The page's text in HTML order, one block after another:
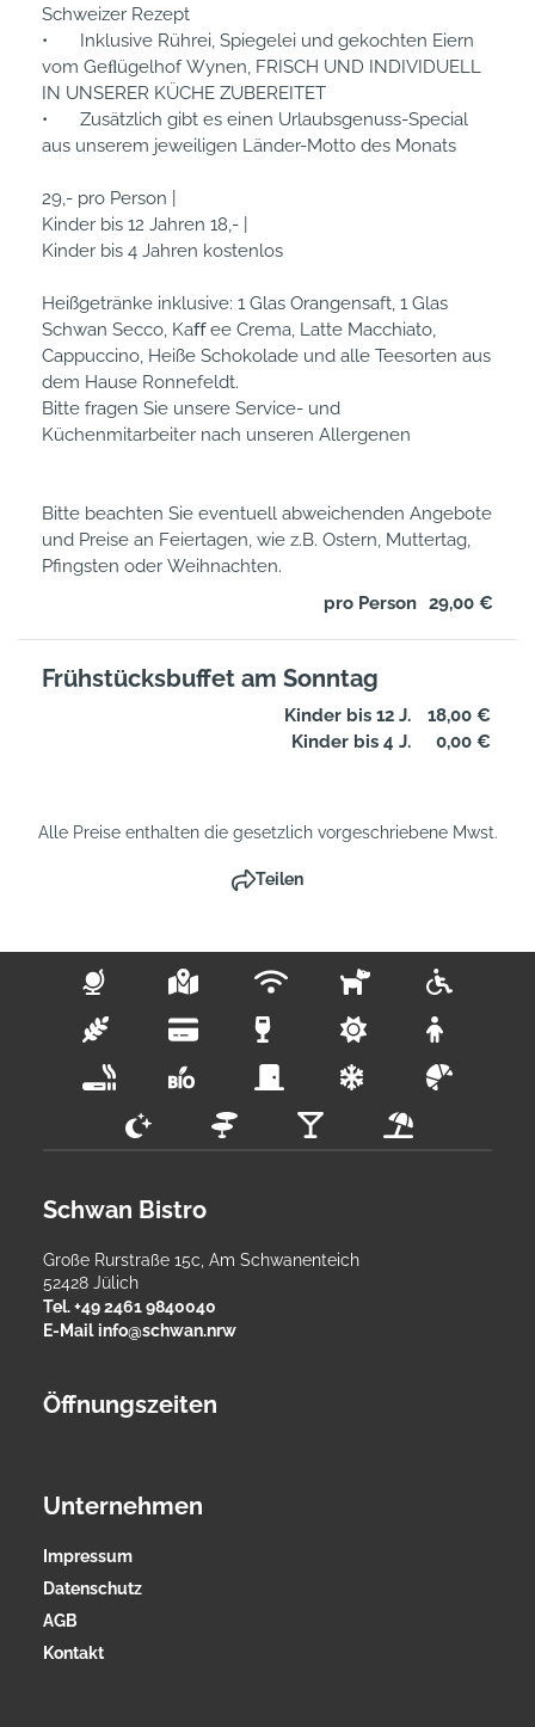
Schweizer Rezept
•	Inklusive Rührei, Spiegelei und gekochten Eiern
vom Geﬂügelhof Wynen, FRISCH UND INDIVIDUELL
IN UNSERER KÜCHE ZUBEREITET
•	Zusätzlich gibt es einen Urlaubsgenuss-Special
aus unserem jeweiligen Länder-Motto des Monats
29,- pro Person |
Kinder bis 12 Jahren 18,- |
Kinder bis 4 Jahren kostenlos
Heißgetränke inklusive: 1 Glas Orangensaft, 1 Glas
Schwan Secco, Kaﬀ ee Crema, Latte Macchiato,
Cappuccino, Heiße Schokolade und alle Teesorten aus
dem Hause Ronnefeldt.
Bitte fragen Sie unsere Service- und
Küchenmitarbeiter nach unseren Allergenen
Bitte beachten Sie eventuell abweichenden Angebote
und Preise an Feiertagen, wie z.B. Ostern, Muttertag,
Pfingsten oder Weihnachten.
pro Person 29,00 €
Frühstücksbuffet am Sonntag
Kinder bis 12 J.
18,00 €
Kinder bis 4 J.
0,00 €
Alle Preise enthalten die gesetzlich vorgeschriebene Mwst.
Teilen
Schwan Bistro
Große Rurstraße 15c, Am Schwanenteich
52428 Jülich
Tel.+49 2461 9840040
E-Mail info@schwan.nrw
Öffnungszeiten
Unternehmen
Impressum
Datenschutz
AGB
Kontakt